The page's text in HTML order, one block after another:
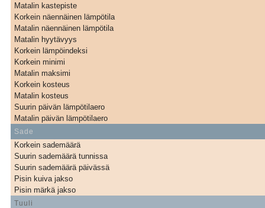
Matalin kastepiste
Korkein näennäinen lämpötila
Matalin näennäinen lämpötila
Matalin hyytävyys
Korkein lämpöindeksi
Korkein minimi
Matalin maksimi
Korkein kosteus
Matalin kosteus
Suurin päivän lämpötilaero
Matalin päivän lämpötilaero
Sade
Korkein sademäärä
Suurin sademäärä tunnissa
Suurin sademäärä päivässä
Pisin kuiva jakso
Pisin märkä jakso
Tuuli